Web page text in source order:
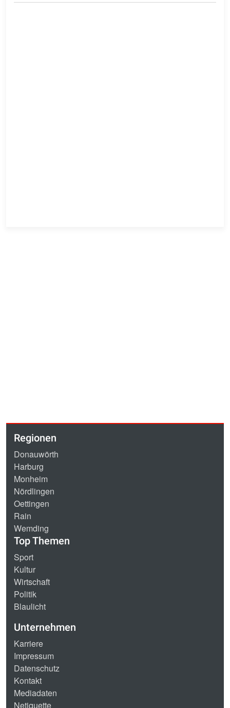
Regionen
Donauwörth
Harburg
Monheim
Nördlingen
Oettingen
Rain
Wemding
Top Themen
Sport
Kultur
Wirtschaft
Politik
Blaulicht
Unternehmen
Karriere
Impressum
Datenschutz
Kontakt
Mediadaten
Netiquette